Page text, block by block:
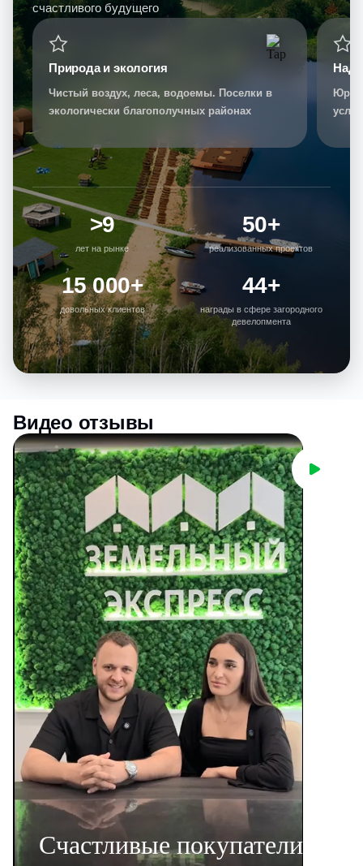
счастливого будущего
Природа и экология
Чистый воздух, леса, водоемы. Поселки в
экологически благополучных районах
>9
лет на рынке
50+
реализованных проектов
15 000+
довольных клиентов
44+
награды в сфере загородного
девелопмента
Видео отзывы
Счастливые покупатели